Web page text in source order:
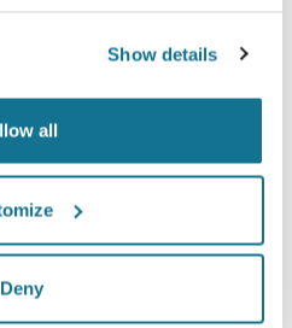
Show details
all
Deny
kendi Crisalix hesabınızla
izin verebilir. Bu, aileniz
almak istediğiniz herhangi
tanır.